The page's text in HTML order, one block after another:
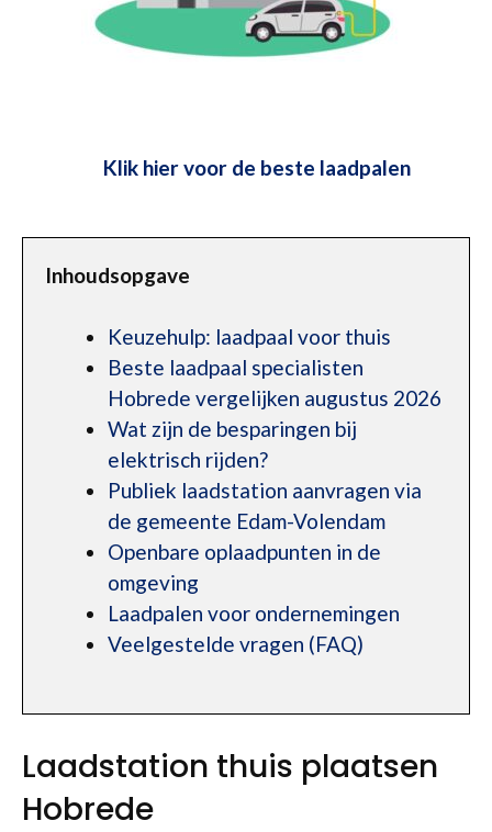
Klik hier voor de beste laadpalen
Inhoudsopgave
Keuzehulp: laadpaal voor thuis
Beste laadpaal specialisten
Hobrede vergelijken augustus 2026
Wat zijn de besparingen bij
elektrisch rijden?
Publiek laadstation aanvragen via
de gemeente Edam-Volendam
Openbare oplaadpunten in de
omgeving
Laadpalen voor ondernemingen
Veelgestelde vragen (FAQ)
Laadstation thuis plaatsen
Hobrede